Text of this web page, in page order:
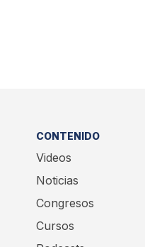
CONTENIDO
Videos
Noticias
Congresos
Cursos